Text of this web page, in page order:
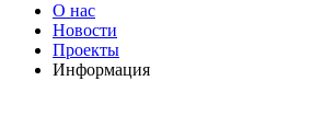
О нас
Новости
Проекты
Информация